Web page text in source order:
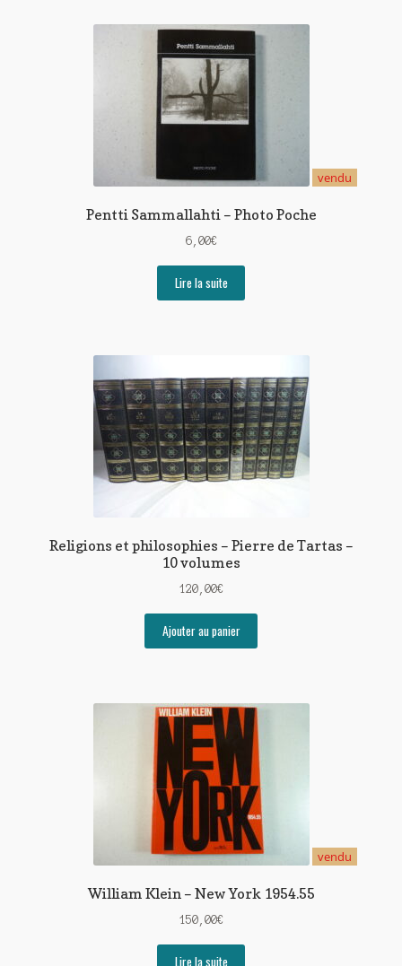
vendu
Pentti Sammallahti – Photo Poche
6,00€
Lire la suite
Religions et philosophies – Pierre de Tartas –
10 volumes
120,00€
Ajouter au panier
vendu
William Klein – New York 1954.55
150,00€
Lire la suite